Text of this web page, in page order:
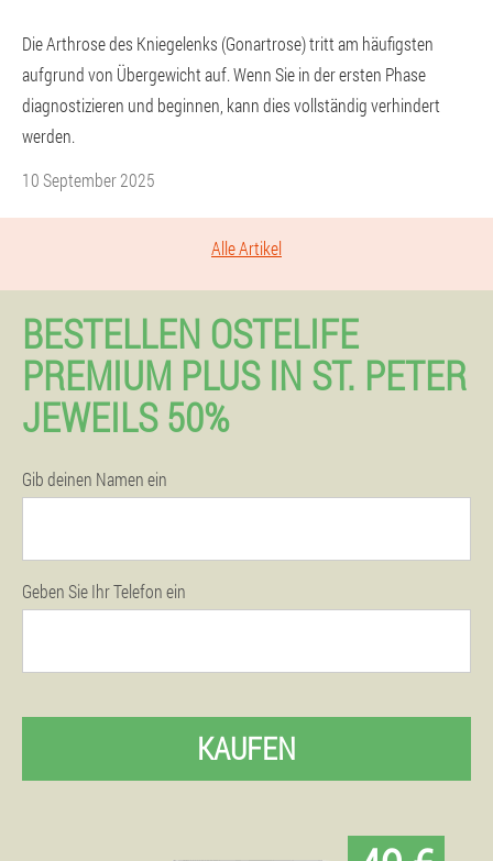
Die Arthrose des Kniegelenks (Gonartrose) tritt am häufigsten
aufgrund von Übergewicht auf. Wenn Sie in der ersten Phase
diagnostizieren und beginnen, kann dies vollständig verhindert
werden.
10 September 2025
Alle Artikel
BESTELLEN OSTELIFE
PREMIUM PLUS IN ST. PETER
JEWEILS 50%
Gib deinen Namen ein
Geben Sie Ihr Telefon ein
KAUFEN